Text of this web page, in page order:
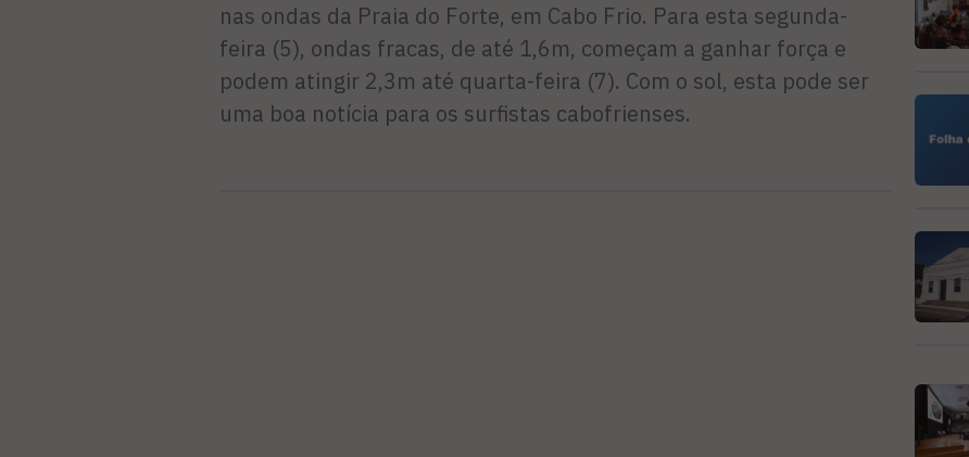
nas ondas da Praia do Forte, em Cabo Frio. Para esta segunda-
feira (5), ondas fracas, de até 1,6m, começam a ganhar força e
podem atingir 2,3m até quarta-feira (7). Com o sol, esta pode ser
uma boa notícia para os surfistas cabofrienses.